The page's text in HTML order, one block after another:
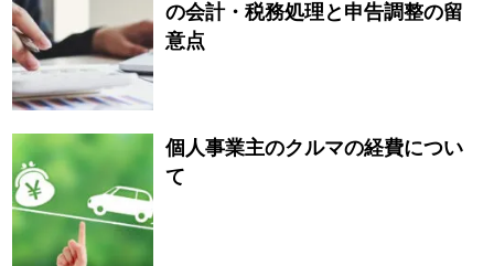
の会計・税務処理と申告調整の留
意点
個人事業主のクルマの経費につい
て